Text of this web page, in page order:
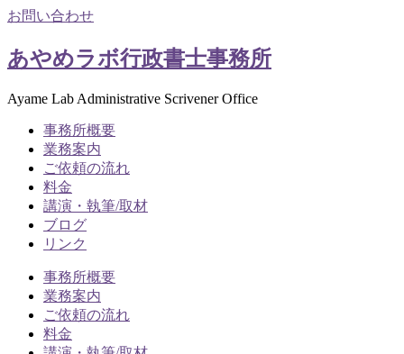
お問い合わせ
あやめラボ行政書士事務所
Ayame Lab Administrative Scrivener Office
事務所概要
業務案内
ご依頼の流れ
料金
講演・執筆/取材
ブログ
リンク
事務所概要
業務案内
ご依頼の流れ
料金